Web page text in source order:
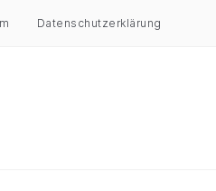
Datenschutzerklärung